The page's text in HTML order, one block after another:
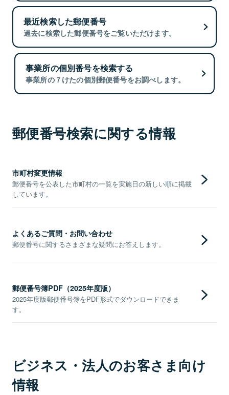
最近検索した郵便番号
過去に検索した郵便番号をご覧いただけます。
事業所の個別番号を検索する
事業所の７けたの個別郵便番号をお調べします。
郵便番号検索に関する情報
市町村変更情報
郵便番号を公表した市町村の一覧を実施日の新しい順に掲載
しています。
よくあるご質問・お問い合わせ
郵便番号に関するさまざまな疑問にお答えします。
郵便番号簿PDF（2025年度版）
2025年度版郵便番号簿をPDF形式でダウンロードできま
す。
ビジネス・法人のお客さま向け
情報